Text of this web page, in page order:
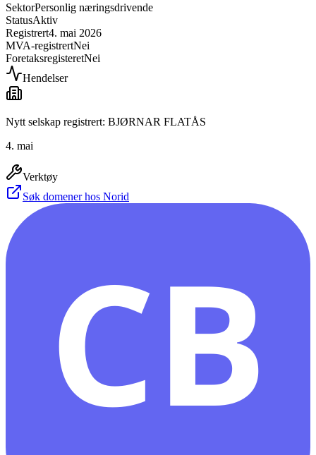
SektorPersonlig næringsdrivende
StatusAktiv
Registrert4. mai 2026
MVA-registrertNei
ForetaksregisteretNei
Hendelser
Nytt selskap registrert: BJØRNAR FLATÅS
4. mai
Verktøy
Søk domener hos Norid
CB